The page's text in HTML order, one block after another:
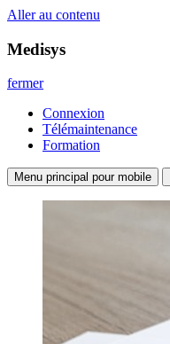
Aller au contenu
Medisys
fermer
Connexion
Télémaintenance
Formation
Menu principal pour mobile